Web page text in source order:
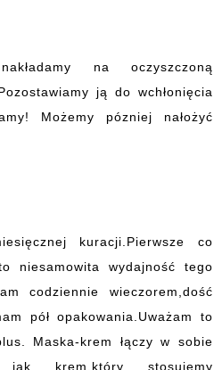
na oczyszczoną
ją do wchłonięcia
Możemy pózniej nałożyć
kuracji.Pierwsze co
niesamowita wydajność tego
codziennie wieczorem,dość
pół opakowania.Uważam to
Maska-krem łączy w sobie
jak krem,który stosujemy